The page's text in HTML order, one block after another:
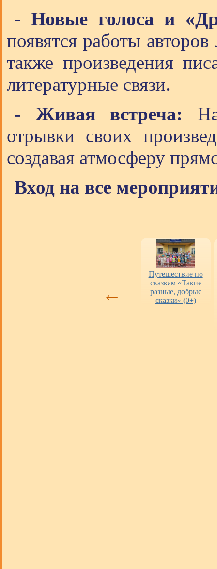
- Новые голоса и
появятся работы
также произведения
литературные связи.
- Живая встреча:
отрывки своих
создавая атмосферу
Вход на все
←
Путешествие по
сказкам «Такие
разные, добрые
сказки» (0+)